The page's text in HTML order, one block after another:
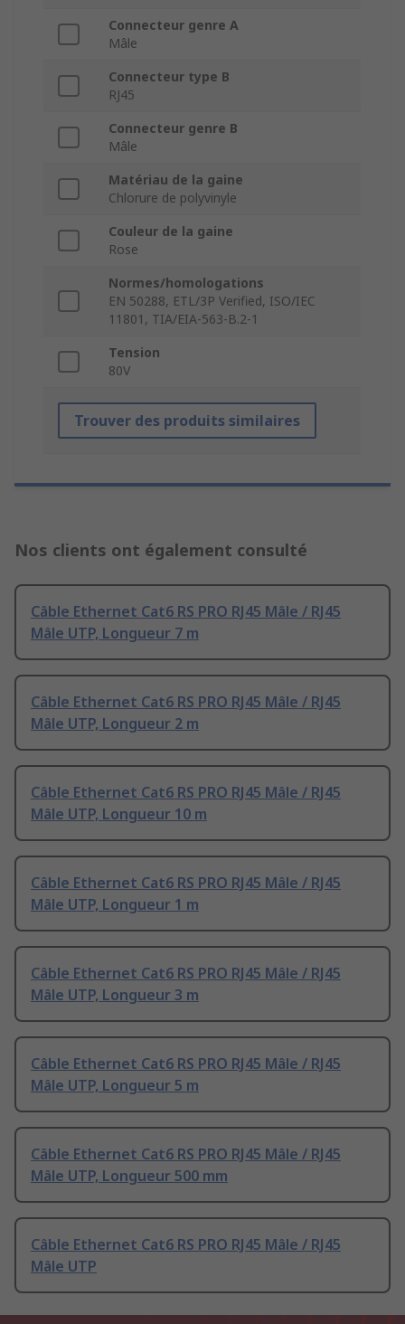
Connecteur genre A
Mâle
Connecteur type B
RJ45
Connecteur genre B
Mâle
Matériau de la gaine
Chlorure de polyvinyle
Couleur de la gaine
Rose
Normes/homologations
EN 50288, ETL/3P Verified, ISO/IEC
11801, TIA/EIA-563-B.2-1
Tension
80V
Trouver des produits similaires
Nos clients ont également consulté
Câble Ethernet Cat6 RS PRO RJ45 Mâle / RJ45
Mâle UTP, Longueur 7 m
Câble Ethernet Cat6 RS PRO RJ45 Mâle / RJ45
Mâle UTP, Longueur 2 m
Câble Ethernet Cat6 RS PRO RJ45 Mâle / RJ45
Mâle UTP, Longueur 10 m
Câble Ethernet Cat6 RS PRO RJ45 Mâle / RJ45
Mâle UTP, Longueur 1 m
Câble Ethernet Cat6 RS PRO RJ45 Mâle / RJ45
Mâle UTP, Longueur 3 m
Câble Ethernet Cat6 RS PRO RJ45 Mâle / RJ45
Mâle UTP, Longueur 5 m
Câble Ethernet Cat6 RS PRO RJ45 Mâle / RJ45
Mâle UTP, Longueur 500 mm
Câble Ethernet Cat6 RS PRO RJ45 Mâle / RJ45
Mâle UTP